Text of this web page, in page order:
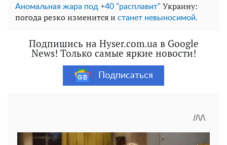
Аномальная жара под +40 "расплавит" Украину:
погода резко изменится и станет невыносимой.
Подпишись на Hyser.com.ua в Google
News! Только самые яркие новости!
Подписаться